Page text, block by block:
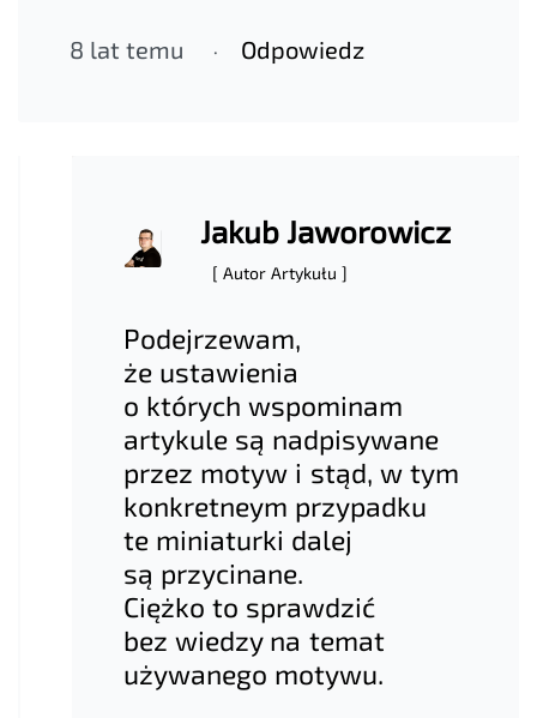
8 lat temu Odpowiedz
Jakub Jaworowicz
[ Autor Artykułu ]
Podejrzewam,
że ustawienia
o których wspominam
artykule są nadpisywane
przez motyw i stąd, w tym
konkretneym przypadku
te miniaturki dalej
są przycinane.
Ciężko to sprawdzić
bez wiedzy na temat
używanego motywu.